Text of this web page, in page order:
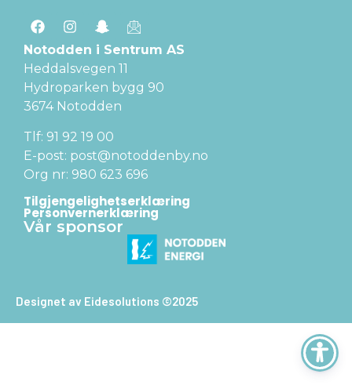
Notodden i Sentrum AS
Heddalsvegen 11
Hydroparken bygg 90
3674 Notodden
Tlf: 91 92 19 00
E-post: post@notoddenby.no
Org nr: 980 623 696
Tilgjengelighetserklæring
Personvernerklæring
Vår sponsor
Designet av Eidesolutions ©2025